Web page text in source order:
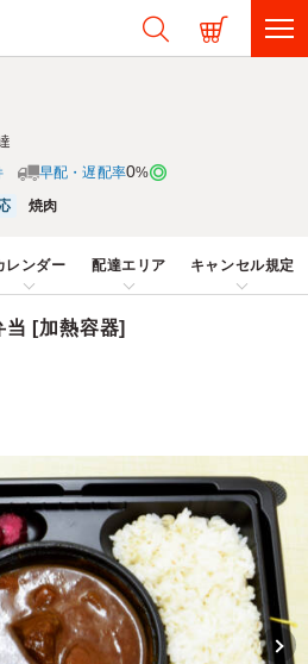
早配・遅配率0%
焼肉
レンダー 配達エリア キャンセル規定
当 [加熱容器]